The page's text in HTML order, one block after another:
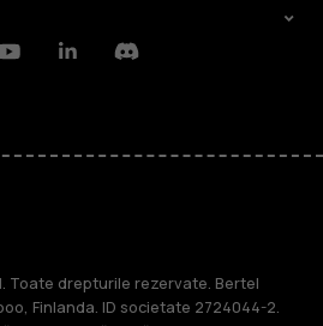
LinkedinDiscord
Toate drepturile rezervate. Bertel
Finlanda. ID societate 2724044-2.